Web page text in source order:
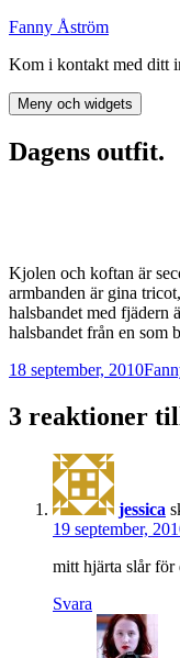
Hoppa
innehåll
Fanny Åström
Kom i kontakt med ditt
Meny och widgets
Dagens outfit.
Kjolen och koftan är
armbanden är gina
halsbandet med fjädern
halsbandet från en som
Postat
18 september, 2010
3 reaktioner
jessica
19 september,
mitt hjärta slår för
Svara